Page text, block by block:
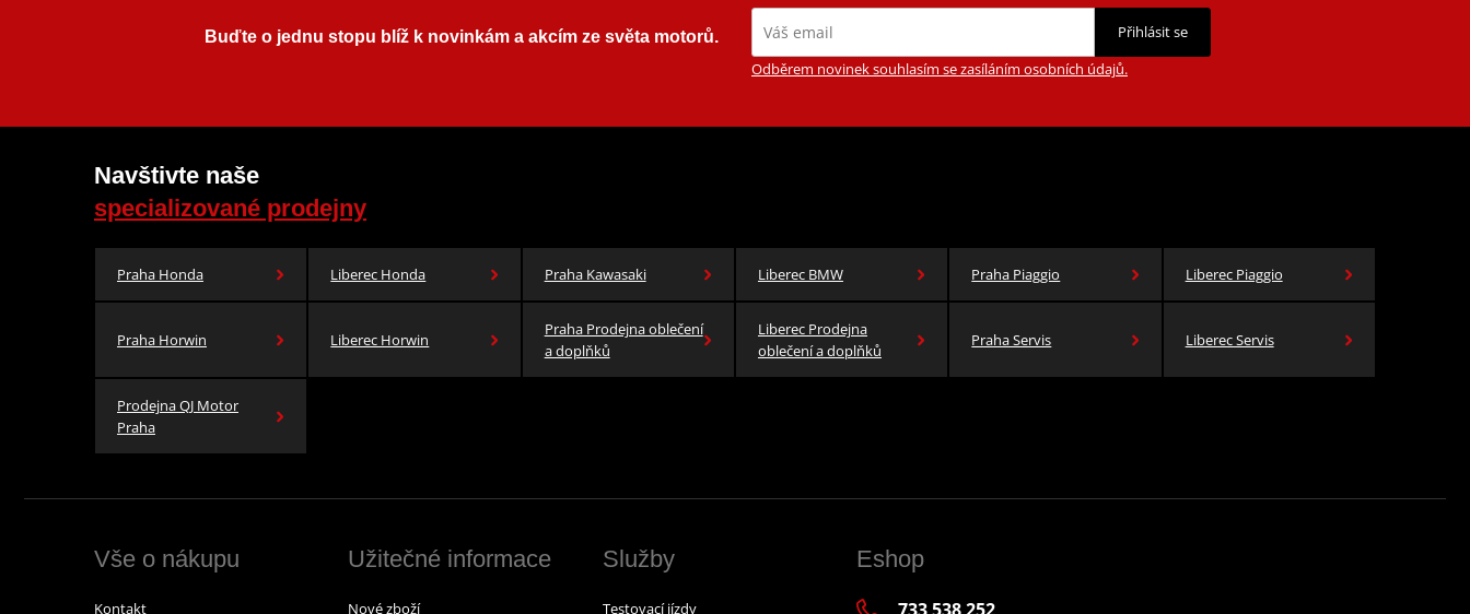
Buďte o jednu stopu blíž k novinkám a akcím ze světa motorů.
Přihlásit se
Odběrem novinek souhlasím se zasíláním osobních údajů.
Navštivte naše
specializované prodejny
Praha Honda Liberec Honda Praha Kawasaki Liberec BMW Praha Piaggio Liberec Piaggio
Praha Horwin Liberec Horwin
Praha Prodejna oblečení
a doplňků
Liberec Prodejna
oblečení a doplňků
Praha Servis Liberec Servis
Prodejna QJ Motor
Praha
Vše o nákupu
Kontakt
Užitečné informace
Nové zboží
Služby
Testovací jízdy
Eshop